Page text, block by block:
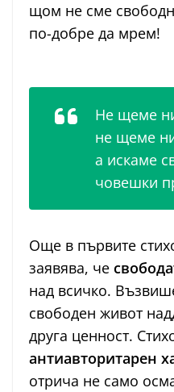
щом не сме
по-добре да мрем!
Не щеме
не щеме
а искаме
човешки
Още в първите
заявява, че
над всичко.
свободен живот
друга ценност.
антиавторитарен
отрича не само